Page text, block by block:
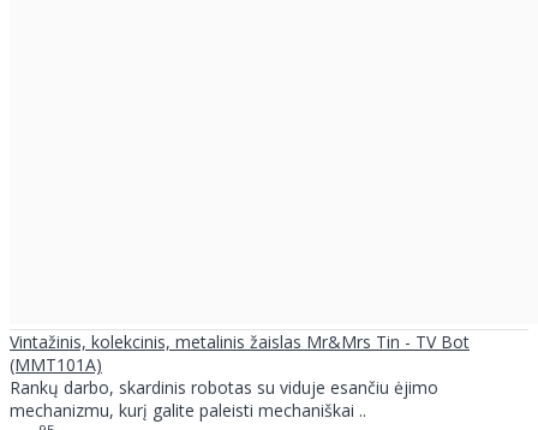
Vintažinis, kolekcinis, metalinis žaislas Mr&Mrs Tin - TV Bot
(MMT101A)
Rankų darbo, skardinis robotas su viduje esančiu ėjimo
mechanizmu, kurį galite paleisti mechaniškai ..